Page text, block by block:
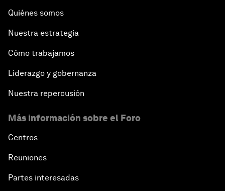
Quiénes somos
Nuestra estrategia
Cómo trabajamos
Liderazgo y gobernanza
Nuestra repercusión
Más información sobre el Foro
Centros
Reuniones
Partes interesadas